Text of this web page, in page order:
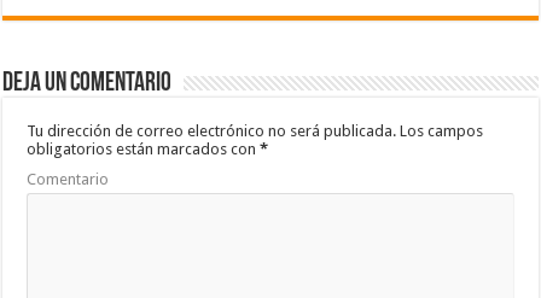
e
b
o
o
k
tt
er
at
sA
p
p
m
ar
ti
Deja un comentario
Tu dirección de correo electrónico no será publicada. Los campos
obligatorios están marcados con*
Comentario